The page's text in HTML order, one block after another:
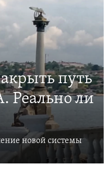
путь
Реально ли
новой системы